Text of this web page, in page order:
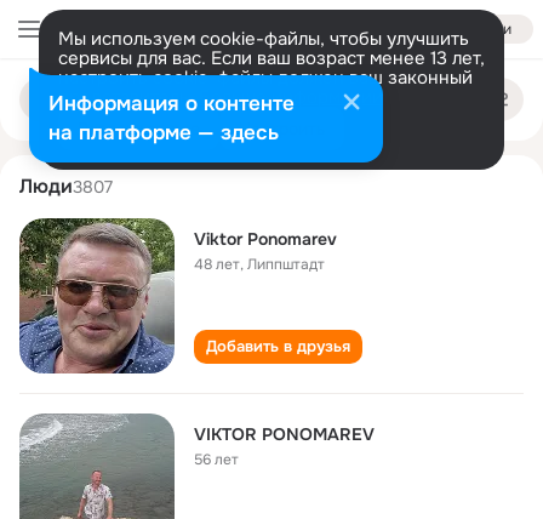
Войти
Мы используем cookie-файлы, чтобы улучшить
сервисы для вас. Если ваш возраст менее 13 лет,
настроить cookie-файлы должен ваш законный
представитель. Больше информации
Разрешить все Настроить
Поиск
людям
viktor ponomarev
Люди3807
Viktor Ponomarev
48 лет,Липпштадт
Добавить в друзья
VIKTOR PONOMAREV
56 лет
Информация о контенте
на платформе — здесь